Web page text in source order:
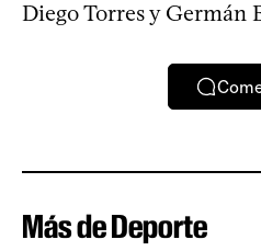
Diego Torres y Germán
Más de Deporte